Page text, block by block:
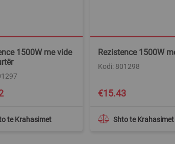
1500W me vide
te Krahasimet
Rezistence 1500W
Kodi: 801298
Shto te Krahasimet
€15.43